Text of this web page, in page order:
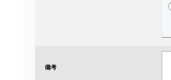
備考